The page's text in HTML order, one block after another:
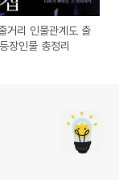
거리 인물관계도 출
장인물 총정리